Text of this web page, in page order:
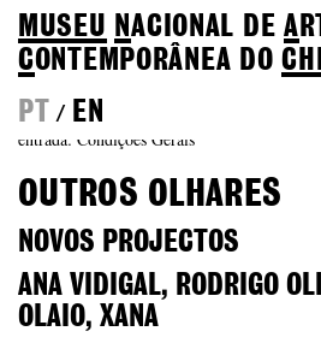
MUSEU NACIONAL DEA
CONTEMPORÂNEA DO
PT
/ EN
entrada: Condições Gerais
OUTROS OLHARES
NOVOS PROJECTOS
ANA VIDIGAL, RODRIGO
OLAIO, XANA